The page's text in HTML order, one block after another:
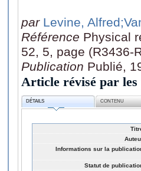
par Levine, Alfred
Référence Physical
52, 5, page (R3436-
Publication Publié,
Article révisé par les
DÉTAILS CONTENU
Informations sur la
Statut de